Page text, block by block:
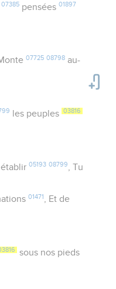
07385pensées 01897
07725 08798au-
les peuples 03816
05193 08799
, Tu
01471, Et de
sous nos pieds